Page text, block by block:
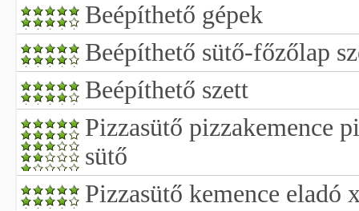
Beépíthető gépek
Beépíthető sütő-főzőlap
Beépíthető szett
Pizzasütő pizzakemence
sütő
Pizzasütő kemence